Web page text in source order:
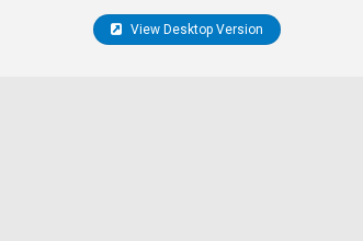
View Desktop Version